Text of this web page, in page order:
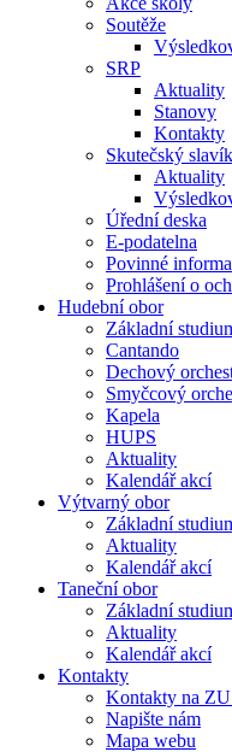
Soutěže
SRP
Aktuality
Stanovy
Kontakty
Skutečský slavík
Aktuality
Úřední deska
E-podatelna
Povinné
Prohlášení o
Hudební obor
Základní
Cantando
Dechový
Smyčcový
Kapela
HUPS
Aktuality
Kalendář akcí
Výtvarný obor
Základní
Aktuality
Kalendář akcí
Taneční obor
Základní
Aktuality
Kalendář akcí
Kontakty
Kontakty na
Napište nám
Mapa webu